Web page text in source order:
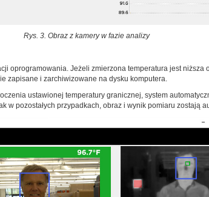
Rys. 3. Obraz z kamery w fazie analizy
oprogramowania. Jeżeli zmierzona temperatura jest
zapisane i zarchiwizowane na dysku komputera.
ustawionej temperatury granicznej, system
pozostałych przypadkach, obraz i wynik pomiaru zostają